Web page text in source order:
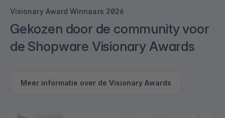
Visionary Award Winnaars 2026
Gekozen door de community voor
de Shopware Visionary Awards
Meer informatie over de Visionary Awards